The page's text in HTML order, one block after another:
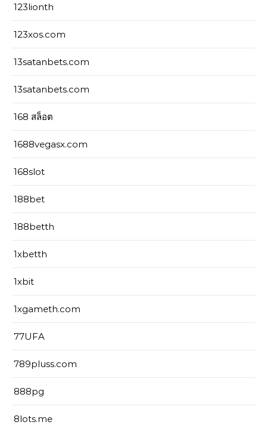
123lionth
123xos.com
13satanbets.com
13satanbets.com
168 สล็อต
1688vegasx.com
168slot
188bet
188betth
1xbetth
1xbit
1xgameth.com
77UFA
789pluss.com
888pg
8lots.me